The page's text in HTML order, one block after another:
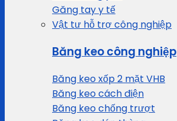
Găng tay y tế
Vật tư hỗ trợ công nghiệp
Băng keo công nghiệp
Băng keo xốp 2 mặt VHB
Băng keo cách điện
Băng keo chống trượt